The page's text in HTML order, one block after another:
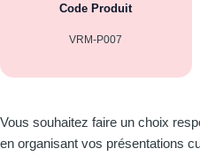
Code Produit
VRM-P007
Vous souhaitez faire un choix
en organisant vos présentations